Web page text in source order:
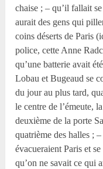
chaise ; – qu’il fallait
aurait des gens qui
coins déserts de Paris
police, cette Anne
qu’une batterie avait
Lobau et Bugeaud se
du jour au plus tard,
le centre de l’émeute,
deuxième de la porte
quatrième des halles ;
évacueraient Paris et
qu’on ne savait ce qui